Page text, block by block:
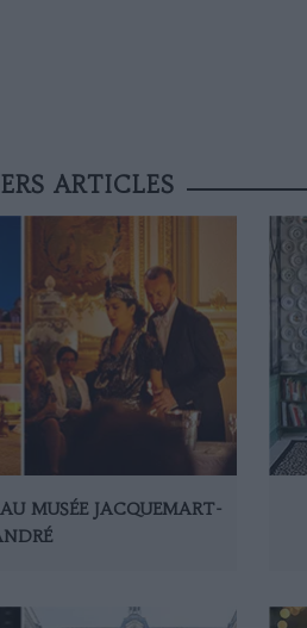
ARTICLES
MUSÉE JACQUEMART-